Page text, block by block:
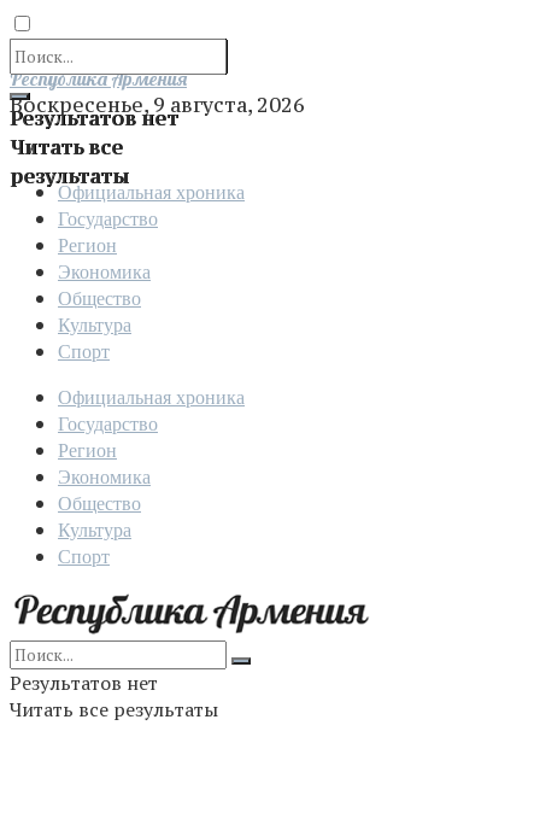
Результатов нет
Читать все
результаты
Отправить
Республика Армения
Воскресенье, 9 августа, 2026
Официальная хроника
Государство
Регион
Экономика
Общество
Культура
Спорт
Официальная хроника
Государство
Регион
Экономика
Общество
Культура
Спорт
Результатов нет
Читать все результаты